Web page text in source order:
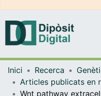
Inici Recerca